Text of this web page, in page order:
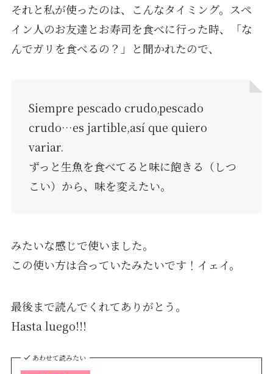
それと私が使ったのは、こんなタイミング。スペ
イン人のお友達とお寿司を食べに行った時、「な
んでガリを食べるの？」と聞かれたので、
Siempre pescado crudo,pescado
crudo…es jartible,así que quiero
variar.
ずっと生魚を食べてると味に飽きる（しつ
こい）から、味を変えたい。
みたいな感じで使いました。
この使い方は合っていたみたいです！イェイ。
最後まで読んでくれてありがとう。
Hasta luego!!!
あわせて読みたい